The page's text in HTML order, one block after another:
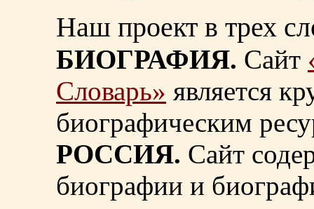
Наш проект в трех
БИОГРАФИЯ. Сайт
Словарь» является
биографическим
РОССИЯ. Сайт
биографии и